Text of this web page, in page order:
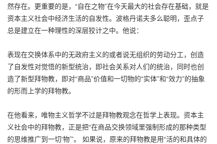
然存在。更重要的是，“自在之物”在今天最大的社会存在基础，就是
资本主义社会中经济生活的自发性。波格丹诺夫多么聪明，歪点子
总是建立在一种理性的深层狡计之中。他说：
表现在交换体系中的无政府主义的或者说无组织的劳动分工，创造
了自发性对觉悟的新型统治，即社会关系对人们的统治，同时也创
造了新型拜物教，即对“商品”价值和一切物的“实体”和“效力”的抽象
的形而上学的拜物教。
在他看来，唯物主义哲学不过是拜物教观念在哲学上表现。资本主
义社会中的拜物教，正是把“在商品交换领域里强制形成的那种类型
的思维推广到一切‘物’”。 如果说，原来的拜物教是用“活的和具体的